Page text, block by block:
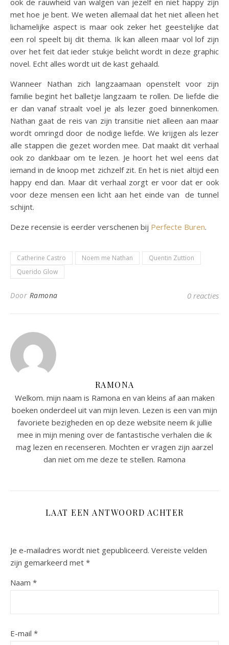
met hoe je bent. We weten allemaal dat het niet alleen het
lichamelijke aspect is maar ook zeker het geestelijke dat
een rol speelt bij dit thema. Ik kan alleen maar vol lof zijn
over het feit dat ieder stukje belicht wordt in deze graphic
novel. Echt alles wordt uit de kast gehaald.
Wanneer Nathan zich langzaamaan openstelt voor zijn
familie begint het balletje langzaam te rollen. De liefde die
er dan vanaf straalt voel je als lezer goed binnenkomen.
Nathan gaat de reis van zijn transitie niet alleen aan maar
wordt omringd door de nodige liefde. We krijgen als lezer
alle stappen die gezet worden mee. Dat maakt dit verhaal
ook zo dankbaar om te lezen. Je hoort het wel eens dat
iemand in de knoop met zichzelf zit. En het is niet altijd een
happy end dan. Maar dit verhaal zorgt er voor dat er ook
voor deze mensen een licht aan het einde van de tunnel
schijnt.
Deze recensie is eerder verschenen bij Perfecte Buren.
Catherine Castro Noem me Nathan
Quentin Zuttion
Querido Glow
Door Ramona 0 reacties
RAMONA
Welkom. mijn naam is Ramona en van kleins af aan maken
boeken onderdeel uit van mijn leven. Lezen is een van mijn
favoriete bezigheden en op deze website neem ik jullie
mee in mijn mening over de fantastische verhalen die ik
mag lezen en recenseren. Mochten er vragen zijn aarzel
dan niet om me deze te stellen. Ramona
LAAT EEN ANTWOORD ACHTER
Je e-mailadres wordt niet gepubliceerd. Vereiste velden
zijn gemarkeerd met *
Naam *
E-mail *